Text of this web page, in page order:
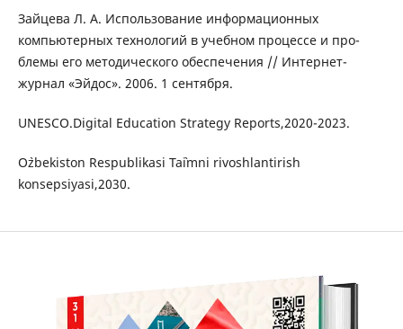
Зайцева Л. А. Использование информационных
компьютерных технологий в учебном процессе и про-
блемы его методического обеспечения // Интернет-
журнал «Эйдос». 2006. 1 сентября.
UNESCO.Digital Education Strategy Reports,2020-2023.
O`zbekiston Respublikasi Ta`imni rivoshlantirish
konsepsiyasi,2030.